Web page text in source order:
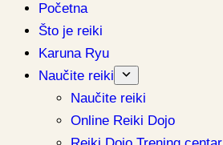
Početna
Što je reiki
Karuna Ryu
Naučite reiki
Naučite reiki
Online Reiki Dojo